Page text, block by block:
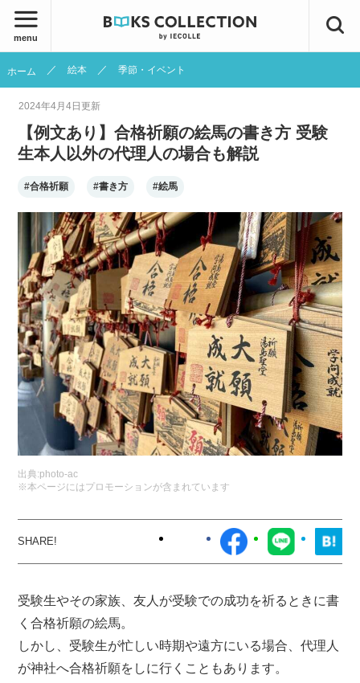
menu
ホーム 絵本 季節・イベント
2024年4月4日更新
【例文あり】合格祈願の絵馬の書き方 受験
生本人以外の代理人の場合も解説
#合格祈願 #書き方 #絵馬
出典:photo-ac
※本ページにはプロモーションが含まれています
受験生やその家族、友人が受験での成功を祈るときに書
く合格祈願の絵馬。
しかし、受験生が忙しい時期や遠方にいる場合、代理人
が神社へ合格祈願をしに行くこともあります。